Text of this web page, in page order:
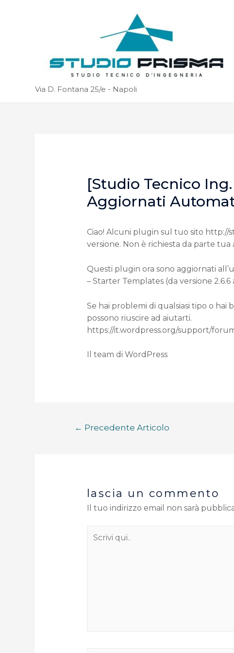
Via D. Fontana 25/e - Napoli
[Studio Tecnico
Aggiornati
Ciao! Alcuni plugin sul tuo sito http://
versione. Non è richiesta da parte
Questi plugin ora sono aggiornati
– Starter Templates (da versione 2.6.6
Se hai problemi di qualsiasi tipo o
possono riuscire ad aiutarti.
https://it.wordpress.org/support/
Il team di WordPress
← Precedente Articolo
lascia un commento
Il tuo indirizzo email non sarà